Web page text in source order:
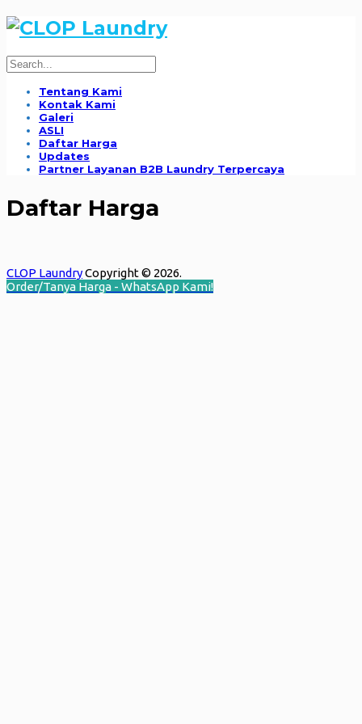
Tentang Kami
Kontak Kami
Galeri
ASLI
Daftar Harga
Updates
Partner Layanan B2B Laundry Terpercaya
Daftar Harga
CLOP LaundryCopyright © 2026.
Order/Tanya Harga - WhatsApp Kami!